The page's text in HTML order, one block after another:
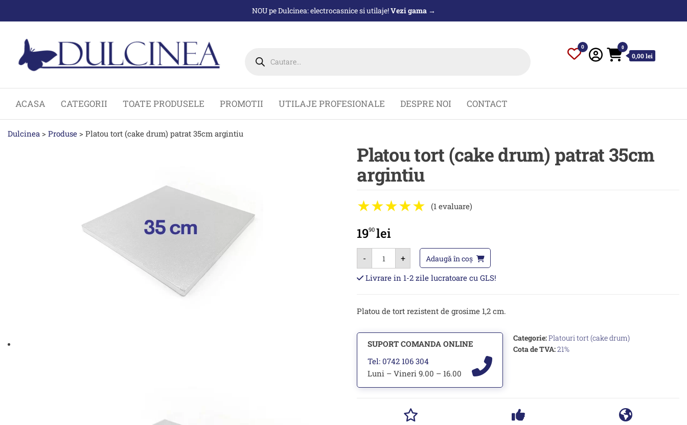
NOU pe Dulcinea: electrocasnice si utilaje!Vezi gama →
search
0 0
0,00 lei
ACASA CATEGORII TOATE PRODUSELE PROMOTII UTILAJE PROFESIONALE DESPRE NOI CONTACT
Dulcinea > Produse > Platou tort (cake drum) patrat 35cm argintiu
Platou tort (cake drum) patrat 35cm
argintiu
(1 evaluare)
1990lei
-
Cantitate
Platou
tort
(cake
drum)
+ Adaugă în coș
Livrare in 1-2 zile lucratoare cu GLS!
Platou de tort rezistent de grosime 1,2 cm.
SUPORT COMANDA ONLINE
Tel: 0742 106 304
Luni – Vineri 9.00 – 16.00
Categorie:Platouri tort (cake drum)
Cota de TVA:21%